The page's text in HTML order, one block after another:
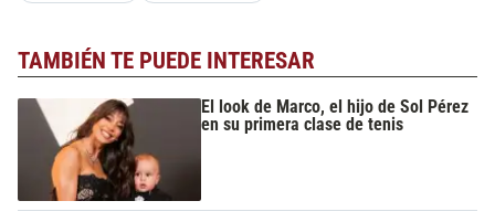
TAMBIÉN TE PUEDE INTERESAR
El look de Marco, el hijo de Sol Pérez
en su primera clase de tenis